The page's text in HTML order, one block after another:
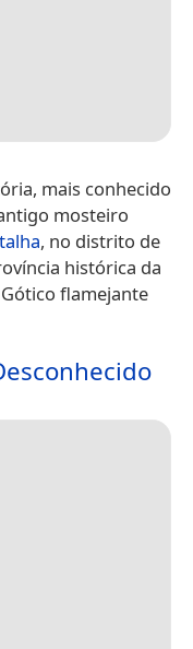
mais conhecido
mosteiro
, no distrito de
histórica da
flamejante